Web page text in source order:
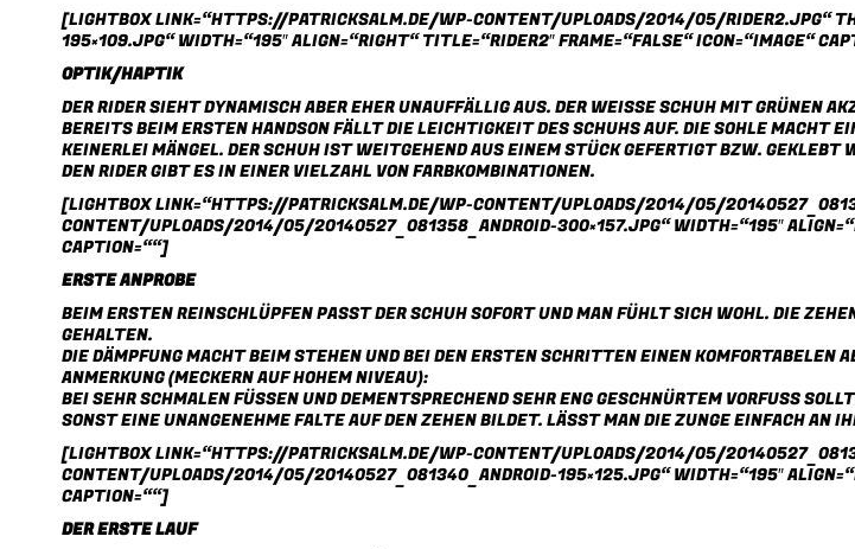
[LIGHTBOX LINK=“HTTPS://PATRICKSALM.DE/WP-CONTENT/UPLOADS/2014/05/RIDER2.JPG“
195×109.JPG“ WIDTH=“195″ ALIGN=“RIGHT“ TITLE=“RIDER2″ FRAME=“FALSE“ ICON=“IMAGE“
OPTIK/HAPTIK
DER RIDER SIEHT DYNAMISCH ABER EHER UNAUFFÄLLIG AUS. DER WEISSE SCHUH MIT GRÜNEN
EREITS BEIM ERSTEN HANDSON FÄLLT DIE LEICHTIGKEIT DES SCHUHS AUF. DIE SOHLE MACHT
EINERLEI MÄNGEL. DER SCHUH IST WEITGEHEND AUS EINEM STÜCK GEFERTIGT BZW. GEKLEBT
DEN RIDER GIBT ES IN EINER VIELZAHL VON FARBKOMBINATIONEN.
[LIGHTBOX LINK=“HTTPS://PATRICKSALM.DE/WP-CONTENT/UPLOADS/2014/05/
CONTENT/UPLOADS/2014/05/20140527_081358_ANDROID-300×157.JPG“ WIDTH=“195″
CAPTION=““]
ERSTE ANPROBE
BEIM ERSTEN REINSCHLÜPFEN PASST DER SCHUH SOFORT UND MAN FÜHLT SICH WOHL. DIE
EHALTEN.
DIE DÄMPFUNG MACHT BEIM STEHEN UND BEI DEN ERSTEN SCHRITTEN EINEN KOMFORTABELEN
ANMERKUNG (MECKERN AUF HOHEM NIVEAU):
BEI SEHR SCHMALEN FÜSSEN UND DEMENTSPRECHEND SEHR ENG GESCHNÜRTEM VORFUSS
NST EINE UNANGENEHME FALTE AUF DEN ZEHEN BILDET. LÄSST MAN DIE ZUNGE EINFACH AN
[LIGHTBOX LINK=“HTTPS://PATRICKSALM.DE/WP-CONTENT/UPLOADS/2014/05/
CONTENT/UPLOADS/2014/05/20140527_081340_ANDROID-195×125.JPG“ WIDTH=“195″
CAPTION=““]
DER ERSTE LAUF